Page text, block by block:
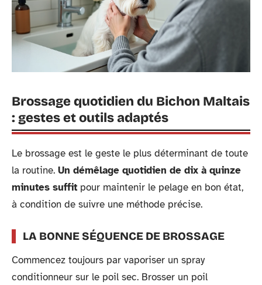
Brossage quotidien du Bichon Maltais
: gestes et outils adaptés
Le brossage est le geste le plus déterminant de toute
la routine. Un démêlage quotidien de dix à quinze
minutes suffit pour maintenir le pelage en bon état,
à condition de suivre une méthode précise.
LA BONNE SÉQUENCE DE BROSSAGE
Commencez toujours par vaporiser un spray
conditionneur sur le poil sec. Brosser un poil